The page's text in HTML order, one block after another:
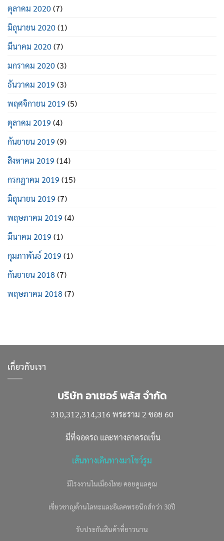
ตุลาคม 2020(7)
มิถุนายน 2020(1)
มีนาคม 2020(7)
มกราคม 2020(3)
ธันวาคม 2019 (3)
พฤศจิกายน 2019 (5)
ตุลาคม 2019 (4)
กันยายน 2019 (9)
สิงหาคม 2019 (14)
กรกฎาคม 2019 (15)
มิถุนายน 2019 (7)
พฤษภาคม 2019 (4)
มีนาคม 2019 (1)
กุมภาพันธ์ 2019 (1)
กันยายน 2018(7)
พฤษภาคม 2018(7)
เกี่ยวกับเรา
บริษัท อาเชอร์ พลัส จำกัด
310,312,314,316 พระราม 2 ซอย 60
มีที่จอดรถ และทางลาดรถเข็น
เส้นทางเดินทางมาโชว์รูม
มีโรงงานในเมืองไทย คอยดูแลคุณ
เชี่ยวชาญด้านโลหะและอิเลคทรอนิกส์กว่า 30ปี
รับประกันสินค้าที่ยาวนาน